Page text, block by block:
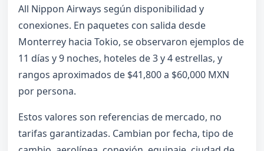
All Nippon Airways según disponibilidad y
conexiones. En paquetes con salida desde
Monterrey hacia Tokio, se observaron ejemplos de
11 días y 9 noches, hoteles de 3 y 4 estrellas, y
rangos aproximados de $41,800 a $60,000 MXN
por persona.
Estos valores son referencias de mercado, no
tarifas garantizadas. Cambian por fecha, tipo de